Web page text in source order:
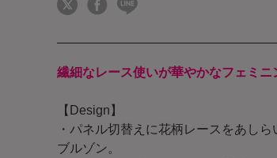
繊細なレース使いが華やかなフェミニ
【Design】
・パネル切替えに花柄レースをあし
ブルゾン。